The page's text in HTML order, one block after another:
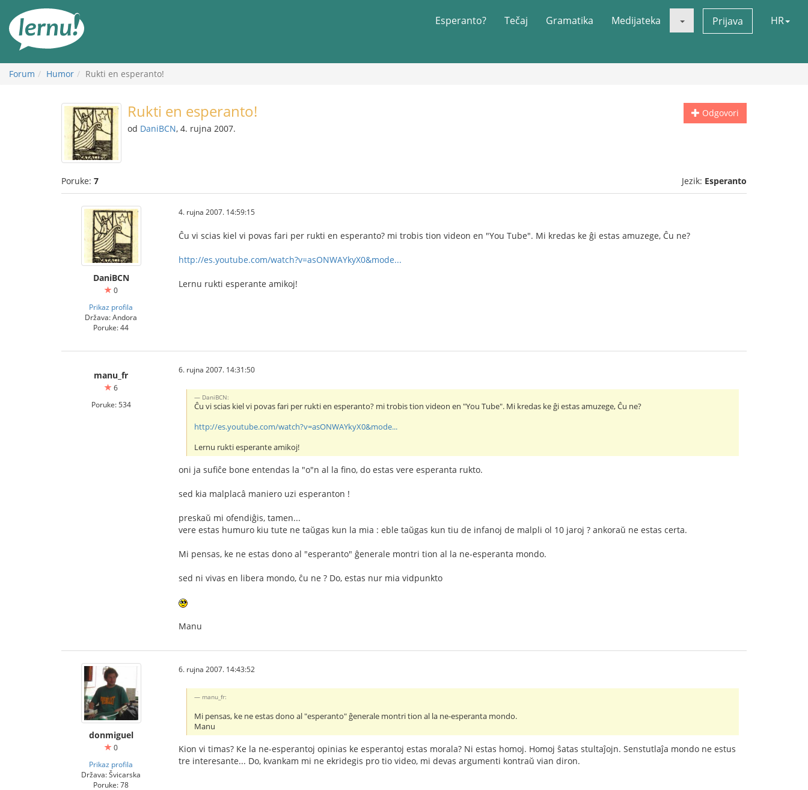
Esperanto? Tečaj Gramatika Medijateka Prijava HR
Forum Humor Rukti en esperanto!
Odgovori
Rukti en esperanto!
od DaniBCN, 4. rujna 2007.
Poruke: 7 Jezik: Esperanto
DaniBCN
0
Prikaz profila
Država: Andora
Poruke: 44
4. rujna 2007. 14:59:15
Ĉu vi scias kiel vi povas fari per rukti en esperanto? mi trobis tion videon en "You Tube". Mi kredas ke ĝi estas amuzege, Ĉu ne?
http://es.youtube.com/watch?v=asONWAYkyX0&mode...
Lernu rukti esperante amikoj!
manu_fr
6
Poruke: 534
6. rujna 2007. 14:31:50
DaniBCN:
Ĉu vi scias kiel vi povas fari per rukti en esperanto? mi trobis tion videon en "You Tube". Mi kredas ke ĝi estas amuzege, Ĉu ne?
http://es.youtube.com/watch?v=asONWAYkyX0&mode...
Lernu rukti esperante amikoj!
oni ja sufiĉe bone entendas la "o"n al la fino, do estas vere esperanta rukto.
sed kia malplacâ maniero uzi esperanton !
preskaŭ mi ofendiĝis, tamen...
vere estas humuro kiu tute ne taŭgas kun la mia : eble taŭgas kun tiu de infanoj de malpli ol 10 jaroj ? ankoraŭ ne estas certa.
Mi pensas, ke ne estas dono al "esperanto" ĝenerale montri tion al la ne-esperanta mondo.
sed ni vivas en libera mondo, ĉu ne ? Do, estas nur mia vidpunkto
Manu
donmiguel
0
Prikaz profila
Država: Švicarska
Poruke: 78
6. rujna 2007. 14:43:52
manu_fr:
Mi pensas, ke ne estas dono al "esperanto" ĝenerale montri tion al la ne-esperanta mondo.
Manu
Kion vi timas? Ke la ne-esperantoj opinias ke esperantoj estas morala? Ni estas homoj. Homoj ŝatas stultaĵojn. Senstutlaĵa mondo ne estus
tre interesante... Do, kvankam mi ne ekridegis pro tio video, mi devas argumenti kontraŭ vian diron.